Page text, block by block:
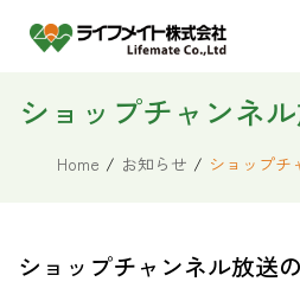
ショップチャンネ
Home / お知らせ / ショップチ
ショップチャンネル放送